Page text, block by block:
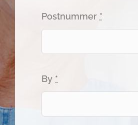
Postnummer *
By *